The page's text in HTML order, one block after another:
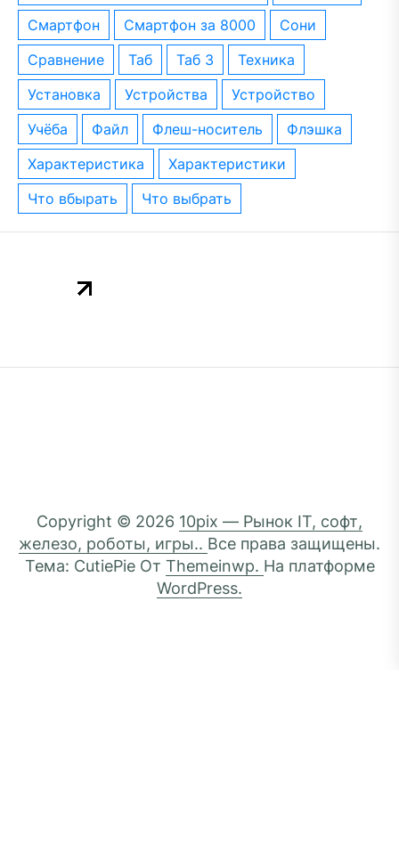
смартфон
смартфон за 8000
сони
сравнение
таб таб 3
техника
установка
устройства
устройство
учёба
файл флеш-носитель
флэшка
характеристика
характеристики
что вбырать
что выбрать
Copyright © 2026 10pix — Рынок IT, софт,
железо, роботы, игры.. Все права защищены.
Тема: CutiePie От Themeinwp. На платформе
WordPress.